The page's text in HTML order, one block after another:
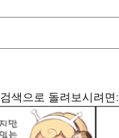
색으로 돌려보시려면: